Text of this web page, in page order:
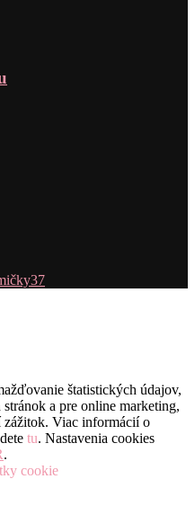
37
štatistických údajov,
a pre online marketing,
zážitok. Viac informácií o
tu. Nastavenia cookies
.
cookie